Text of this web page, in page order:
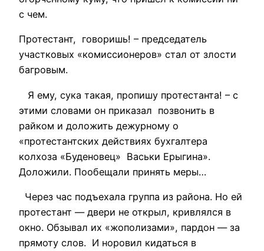
с чем.
Протестант, говоришь! – председатель
участковых «комиссионеров» стал от злости
багровым.
Я ему, сука такая, пропишу протестанта! – с
этими словами он приказал позвонить в
райком и доложить дежурному о
«протестантских действиях бухгалтера
колхоза «Буденовец» Васьки Ерыгина».
Доложили. Пообещали принять меры…
Через час подъехала группа из района. Но ей
протестант — двери не открыл, кривлялся в
окно. Обзывал их «жополизами», пардон — за
прямоту слов. И норовил кидаться в